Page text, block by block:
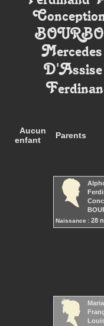
Aucun
enfant
Parents
Naissance : 28
27
Madrid, , , ,